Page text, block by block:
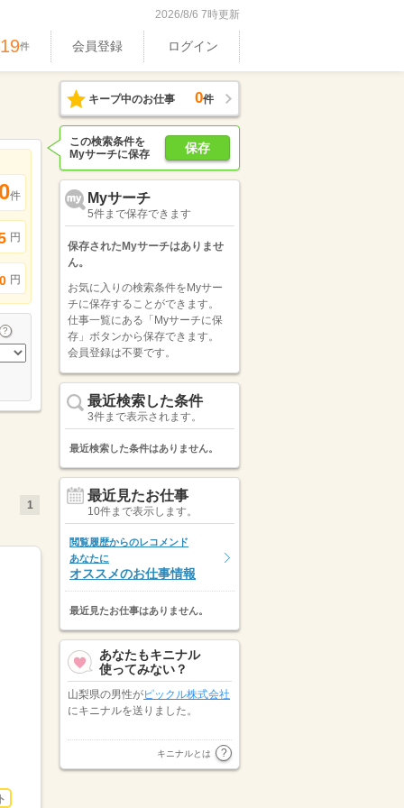
2026/8/6 7時更新
件 会員登録 ログイン
件
円
円
1
キープ中のお仕事 0件
保存
この検索条件を
Myサーチに保存
Myサーチ
5件まで保存できます
保存されたMyサーチはありませ
ん。
お気に入りの検索条件をMyサー
チに保存することができます。
仕事一覧にある「Myサーチに保
存」ボタンから保存できます。
会員登録は不要です。
最近検索した条件
3件まで表示されます。
最近検索した条件はありません。
最近見たお仕事
10件まで表示します。
閲覧履歴からのレコメンド
あなたに
オススメのお仕事情報
最近見たお仕事はありません。
あなたもキニナル
使ってみない？
山梨県の男性がピックル株式会社
にキニナルを送りました。
マンパワーグループ株式会社 甲
信越支店が山梨県の女性にキニナ
キニナルとは